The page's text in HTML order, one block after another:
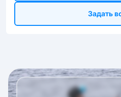
Задать